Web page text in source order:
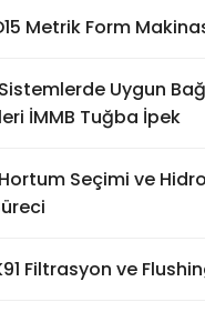
Metrik Form
Uygun
İMMB Tuğba İpek
Seçimi ve
Filtrasyon ve